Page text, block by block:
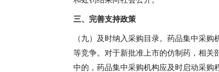
三、完善支持政策
（九）及时纳入采购目录。 药品集中采购
等竞争。对于新批准上市的仿制药，相关
中的，药品集中采购机构应及时启动采购